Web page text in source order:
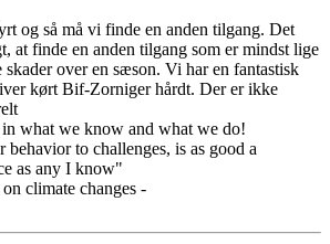
og så må vi finde en anden tilgang. Det
at finde en anden tilgang som er mindst lige
over en sæson. Vi har en fantastisk
kørt Bif-Zorniger hårdt. Der er ikke
what we know and what we do!
behavior to challenges, is as good a
as any I know"
climate changes -